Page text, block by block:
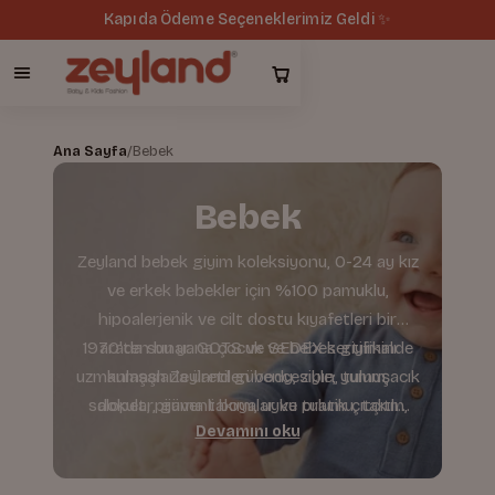
Kapıda Ödeme Seçeneklerimiz Geldi ✨
Ana Sayfa/Bebek
Bebek
Zeyland bebek giyim koleksiyonu, 0-24 ay kız
ve erkek bebekler için %100 pamuklu,
hipoalerjenik ve cilt dostu kıyafetleri bir
arada sunar. GOTS ve SEDEX sertifikalı
kumaşlarla üretilen body, zıbın, tulum,
salopet, pijama takımı, uyku tulumu, takım,
sweatshirt, pantolon ve dış giyim
seçenekleriyle bebeğinizin her anına konfor
1970'ten bu yana çocuk ve bebek giyiminde
uzmanlaşan Zeyland güvencesiyle; yumuşacık
dokular, güvenli boyalar ve pratik çıtçıtlı
kalıplar sunuyoruz. Kız Bebek ve Erkek Bebek
kategorilerinden bebeğinize en uygun
Devamını oku